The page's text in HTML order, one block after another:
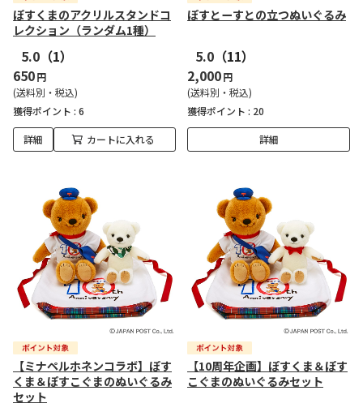
ぽすくまのアクリルスタンドコ
レクション（ランダム1種）
5.0 （1）
650円
(送料別・税込)
獲得ポイント : 6
詳細 カートに入れる
ぽすとーすとの立つぬいぐるみ
5.0 （11）
2,000円
(送料別・税込)
獲得ポイント : 20
詳細
【ミナペルホネンコラボ】ぽす
くま＆ぽすこぐまのぬいぐるみ
セット
【10周年企画】ぽすくま＆ぽす
こぐまのぬいぐるみセット